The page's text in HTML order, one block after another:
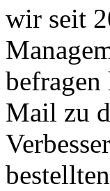
wir seit
Mail zu